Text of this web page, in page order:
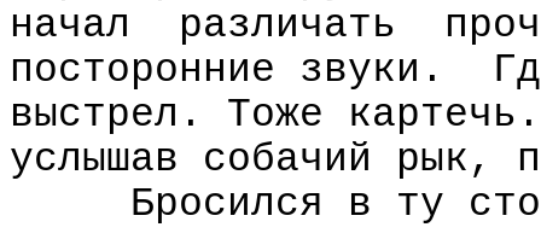
начал
различать
посторонние звуки.
выстрел. Тоже
услышав собачий рык,
Бросился в ту